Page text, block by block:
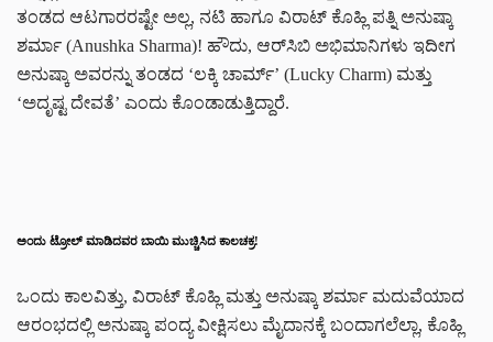
ತಂಡದ ಆಟಗಾರರಷ್ಟೇ ಅಲ್ಲ, ನಟಿ ಹಾಗೂ ವಿರಾಟ್ ಕೊಹ್ಲಿ ಪತ್ನಿ ಅನುಷ್ಕಾ
ಶರ್ಮಾ (Anushka Sharma)! ಹೌದು, ಆರ್‌ಸಿಬಿ ಅಭಿಮಾನಿಗಳು ಇದೀಗ
ಅನುಷ್ಕಾ ಅವರನ್ನು ತಂಡದ ‘ಲಕ್ಕಿ ಚಾರ್ಮ್’ (Lucky Charm) ಮತ್ತು
‘ಅದೃಷ್ಟ ದೇವತೆ’ ಎಂದು ಕೊಂಡಾಡುತ್ತಿದ್ದಾರೆ.
ಅಂದು ಟ್ರೋಲ್ ಮಾಡಿದವರ ಬಾಯಿ ಮುಚ್ಚಿಸಿದ ಕಾಲಚಕ್ರ!
ಒಂದು ಕಾಲವಿತ್ತು, ವಿರಾಟ್ ಕೊಹ್ಲಿ ಮತ್ತು ಅನುಷ್ಕಾ ಶರ್ಮಾ ಮದುವೆಯಾದ
ಆರಂಭದಲ್ಲಿ ಅನುಷ್ಕಾ ಪಂದ್ಯ ವೀಕ್ಷಿಸಲು ಮೈದಾನಕ್ಕೆ ಬಂದಾಗಲೆಲ್ಲಾ, ಕೊಹ್ಲಿ